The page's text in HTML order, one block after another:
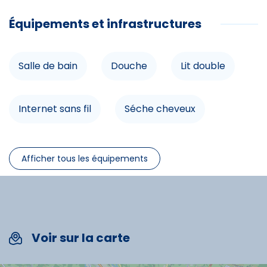
Équipements et infrastructures
Salle de bain Douche Lit double
Internet sans fil Séche cheveux
Lave-linge Lave-vaisselle
Location de linge
Afficher tous les équipements
Pêche
Golf
Commerces
Animations
MiniGolf
Voir sur la carte